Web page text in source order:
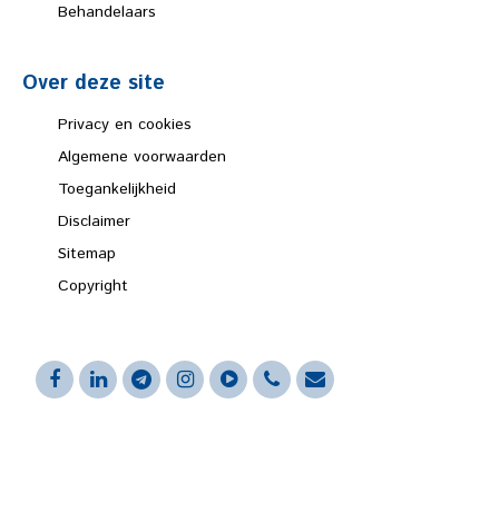
Behandelaars
Over deze site
Privacy en cookies
Algemene voorwaarden
Toegankelijkheid
Disclaimer
Sitemap
Copyright